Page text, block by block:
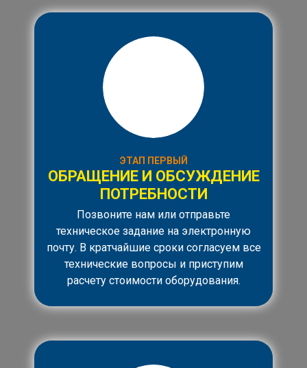
ЭТАП ПЕРВЫЙ
ОБРАЩЕНИЕ И ОБСУЖДЕНИЕ
ПОТРЕБНОСТИ
Позвоните нам или отправьте
техническое задание на электронную
почту. В кратчайшие сроки согласуем все
технические вопросы и приступим
расчету стоимости оборудования.